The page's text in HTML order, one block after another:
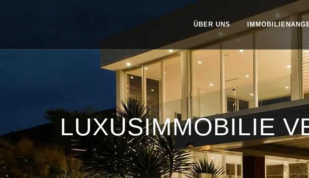
ÜBER UNS
LUXUSIMMOBILIE